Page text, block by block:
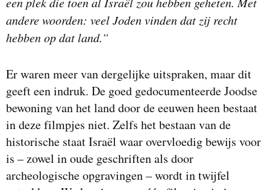
andere woorden: veel Joden vinden dat zij recht
hebben op dat land.”
Er waren meer van dergelijke uitspraken, maar dit
geeft een indruk. De goed gedocumenteerde Joodse
bewoning van het land door de eeuwen heen bestaat
in deze filmpjes niet. Zelfs het bestaan van de
historische staat Israël waar overvloedig bewijs voor
is – zowel in oude geschriften als door
archeologische opgravingen – wordt in twijfel